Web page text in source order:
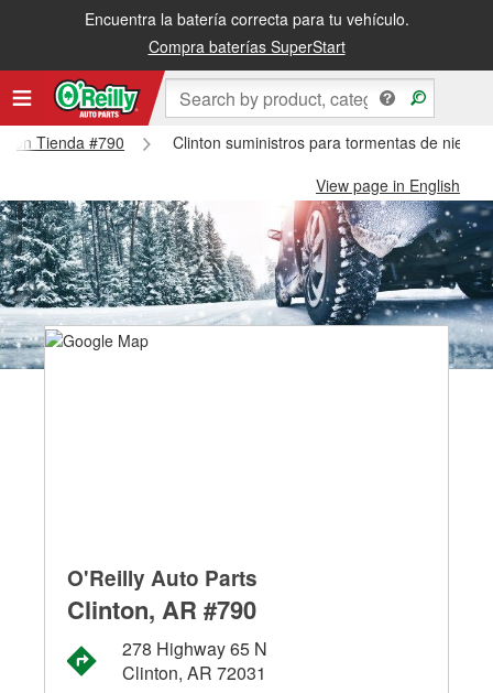
Encuentra la batería correcta para tu vehículo.
Compra baterías SuperStart
Tienda #790
Clinton suministros para tormentas de nieve
View page in English
O'Reilly Auto Parts
Clinton, AR #790
278 Highway 65 N
Clinton, AR 72031